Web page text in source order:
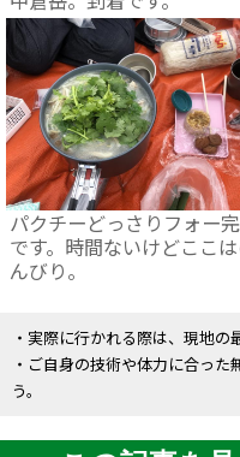
パクチーどっさりフォー
です。時間ないけどここ
んびり。
・実際に行かれる際は、現地の
・ご自身の技術や体力に合っ
う。